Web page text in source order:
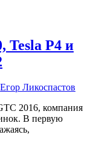
Tesla P4 и
Егор Ликоспастов
2016, компания
В первую